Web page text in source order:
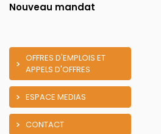
Nouveau mandat
OFFRES D'EMPLOIS ET
APPELS D'OFFRES
ESPACE MEDIAS
CONTACT